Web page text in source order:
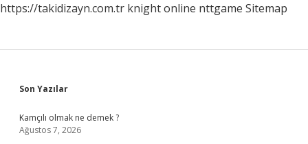
https://takidizayn.com.tr knight online nttgame Sitemap
Sidebar
Son Yazılar
Kamçılı olmak ne demek ?
Ağustos 7, 2026